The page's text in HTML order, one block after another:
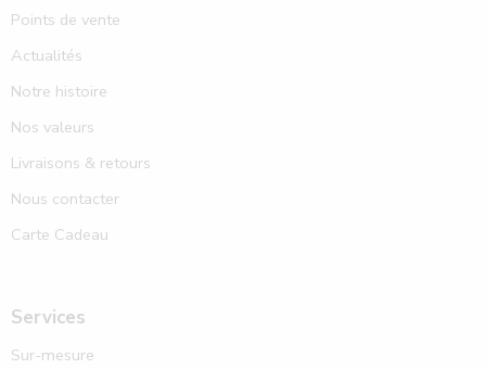
Points de vente
Actualités
Notre histoire
Nos valeurs
Livraisons & retours
Nous contacter
Carte Cadeau
Services
Sur-mesure